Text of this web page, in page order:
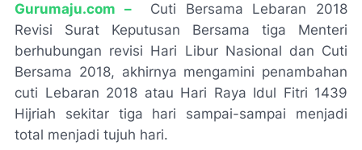
Gurumaju.com –Cuti Bersama Lebaran 2018
Revisi Surat Keputusan Bersama tiga Menteri
berhubungan revisi Hari Libur Nasional dan Cuti
Bersama 2018, akhirnya mengamini penambahan
cuti Lebaran 2018 atau Hari Raya Idul Fitri 1439
Hijriah sekitar tiga hari sampai-sampai menjadi
total menjadi tujuh hari.